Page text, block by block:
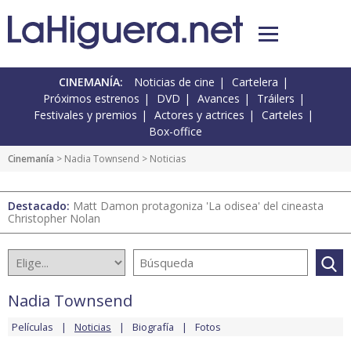
CINEMANÍA: Noticias de cine
Cartelera
Próximos estrenos
DVD Avances
Tráilers
Festivales y premios
Actores y actrices
Carteles
Box-office
Cinemanía > Nadia Townsend > Noticias
Destacado: Matt Damon protagoniza 'La odisea' del cineasta
Christopher Nolan
Nadia Townsend
Películas Noticias Biografía Fotos